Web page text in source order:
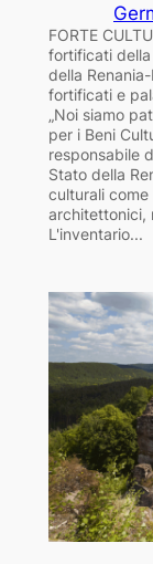
FORTE
fortificati della
della
fortificati e
„Noi siamo
per i Beni
responsabile
Stato della
culturali come
architettonici,
L'inventario...